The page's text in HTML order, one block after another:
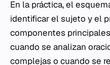
En la práctica, el
identificar el sujeto y el
componentes
cuando se analizan
complejas o cuando se